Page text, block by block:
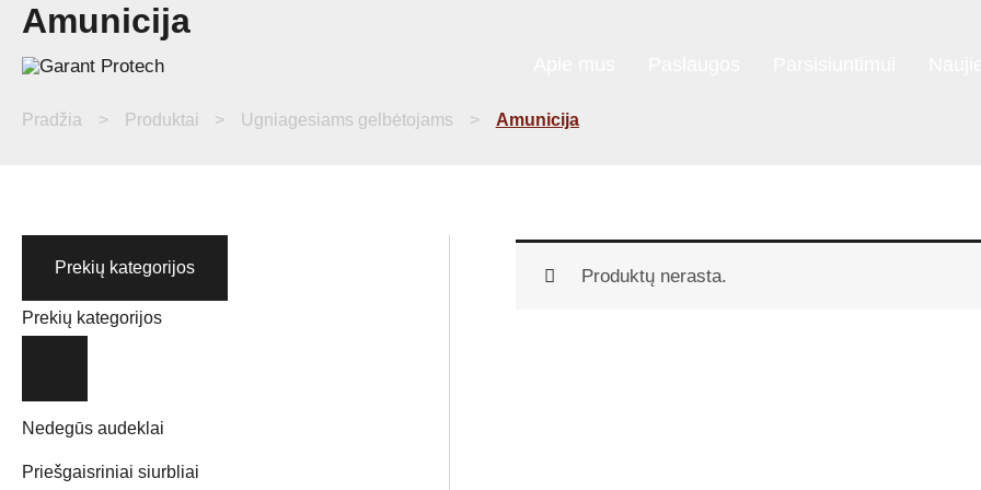
Pereiti
turinio
Amunicija
Pradžia Produktai Ugniagesiams gelbėtojams Amunicija
Prekių kategorijos
Prekių kategorijos
Nedegūs audeklai
Priešgaisriniai siurbliai
Produktų nerasta.